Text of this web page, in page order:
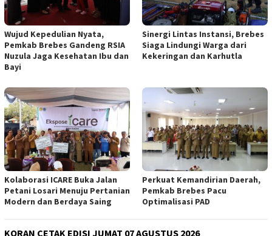
Wujud Kepedulian Nyata,
Pemkab Brebes Gandeng RSIA
Nuzula Jaga Kesehatan Ibu dan
Bayi
Sinergi Lintas Instansi, Brebes
Siaga Lindungi Warga dari
Kekeringan dan Karhutla
Kolaborasi ICARE Buka Jalan
Petani Losari Menuju Pertanian
Modern dan Berdaya Saing
Perkuat Kemandirian Daerah,
Pemkab Brebes Pacu
Optimalisasi PAD
KORAN CETAK EDISI JUMAT 07 AGUSTUS 2026